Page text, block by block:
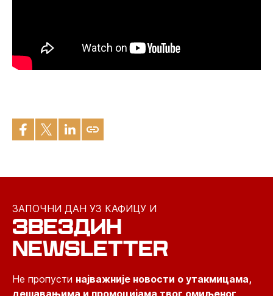
ЗАПОЧНИ ДАН УЗ КАФИЦУ И
ЗВЕЗДИН
NEWSLETTER
Не пропусти најважније новости о утакмицама,